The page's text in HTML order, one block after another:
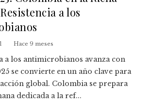
a los
Hace 9 meses
a los antimicrobianos avanza con
se convierte en un año clave para
global. Colombia se prepara
dedicada a la ref...